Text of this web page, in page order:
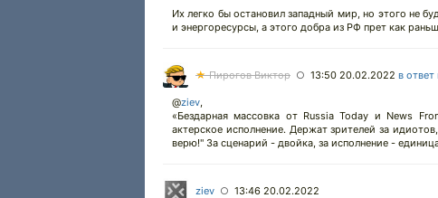
Их легко бы остановил западный мир, но этого не
и энергоресурсы, а этого добра из РФ прет как
★Пирогов Виктор ○ 13:50 20.02.2022 в ответ
@ziev,
«Бездарная массовка от Russia Today и News
актерское исполнение. Держат зрителей за
верю!" За сценарий - двойка, за исполнение -
ziev ○ 13:46 20.02.2022